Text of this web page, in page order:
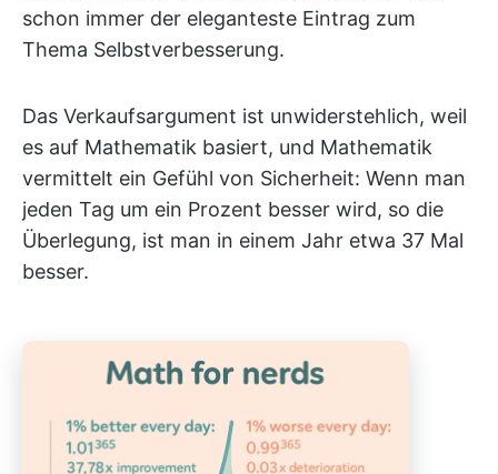
schon immer der eleganteste Eintrag zum
Thema Selbstverbesserung.
Das Verkaufsargument ist unwiderstehlich, weil
es auf Mathematik basiert, und Mathematik
vermittelt ein Gefühl von Sicherheit: Wenn man
jeden Tag um ein Prozent besser wird, so die
Überlegung, ist man in einem Jahr etwa 37 Mal
besser.